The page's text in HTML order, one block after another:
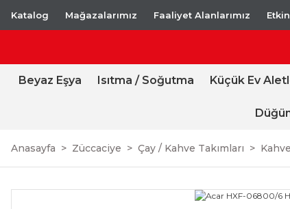
Katalog Mağazalarımız Faaliyet Alanlarımız
Beyaz Eşya Isıtma / Soğutma Küçük Ev
Anasayfa Züccaciye Çay / Kahve Takımları